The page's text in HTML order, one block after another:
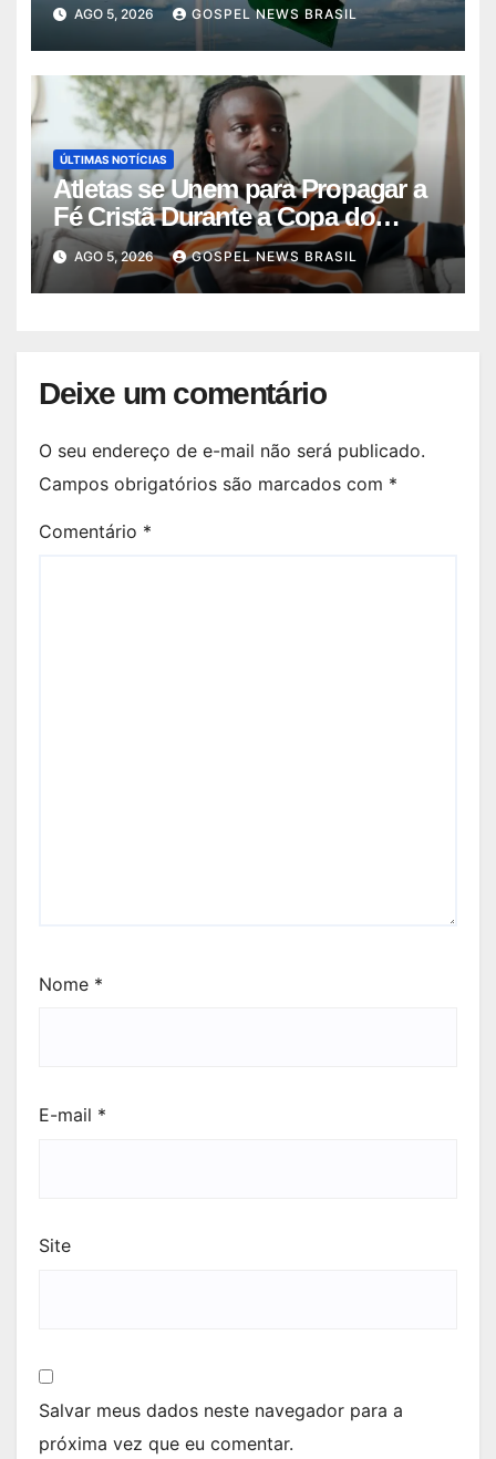
AGO 5, 2026 GOSPEL NEWS BRASIL
ÚLTIMAS NOTÍCIAS
Atletas se Unem para Propagar a
Fé Cristã Durante a Copa do
Mundo
AGO 5, 2026 GOSPEL NEWS BRASIL
Deixe um comentário
O seu endereço de e-mail não será publicado.
Campos obrigatórios são marcados com *
Comentário *
Nome *
E-mail *
Site
Salvar meus dados neste navegador para a
próxima vez que eu comentar.